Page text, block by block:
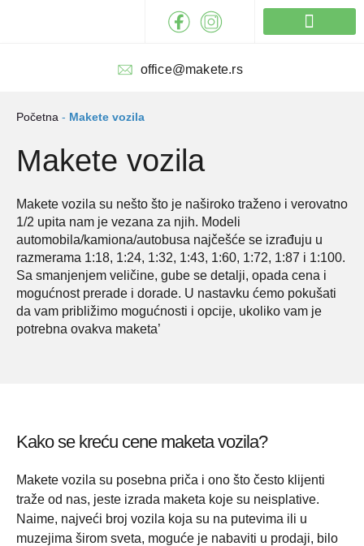
office@makete.rs
Početna - Makete vozila
Makete vozila
Makete vozila su nešto što je naširoko traženo i verovatno
1/2 upita nam je vezana za njih. Modeli
automobila/kamiona/autobusa najčešće se izrađuju u
razmerama 1:18, 1:24, 1:32, 1:43, 1:60, 1:72, 1:87 i 1:100.
Sa smanjenjem veličine, gube se detalji, opada cena i
mogućnost prerade i dorade. U nastavku ćemo pokušati
da vam približimo mogućnosti i opcije, ukoliko vam je
potrebna ovakva maketa’
Kako se kreću cene maketa vozila?
Makete vozila su posebna priča i ono što često klijenti
traže od nas, jeste izrada maketa koje su neisplative.
Naime, najveći broj vozila koja su na putevima ili u
muzejima širom sveta, moguće je nabaviti u prodaji, bilo